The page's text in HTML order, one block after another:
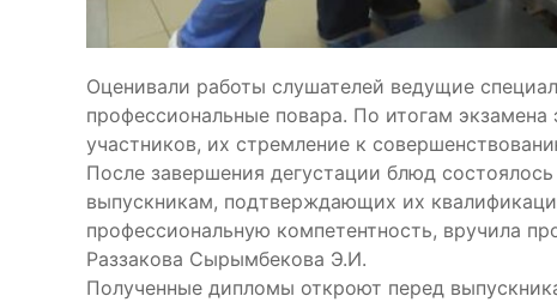
Оценивали работы слушателей ведущие
профессиональные повара. По итогам
участников, их стремление к
После завершения дегустации блюд
выпускникам, подтверждающих их
профессиональную компетентность, вручила
Раззакова Сырымбекова Э.И.
Полученные дипломы откроют перед